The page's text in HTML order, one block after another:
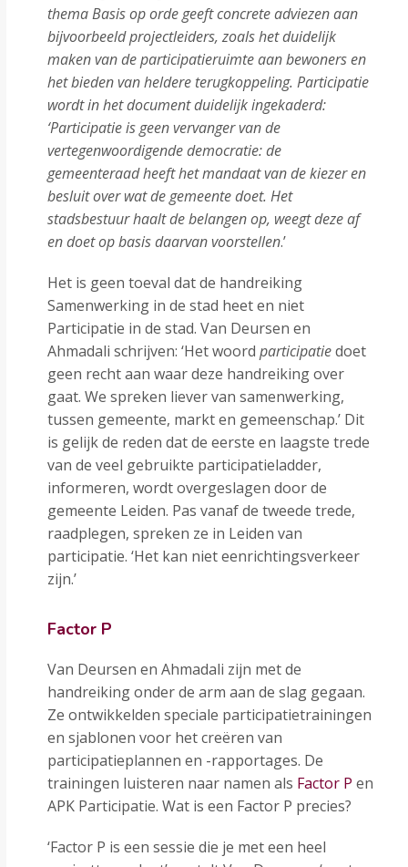
thema Basis op orde geeft concrete adviezen aan
bijvoorbeeld projectleiders, zoals het duidelijk
maken van de participatieruimte aan bewoners en
het bieden van heldere terugkoppeling. Participatie
wordt in het document duidelijk ingekaderd:
‘Participatie is geen vervanger van de
vertegenwoordigende democratie: de
gemeenteraad heeft het mandaat van de kiezer en
besluit over wat de gemeente doet. Het
stadsbestuur haalt de belangen op, weegt deze af
en doet op basis daarvan voorstellen.’
Het is geen toeval dat de handreiking
Samenwerking in de stad heet en niet
Participatie in de stad. Van Deursen en
Ahmadali schrijven: ‘Het woordparticipatiedoet
geen recht aan waar deze handreiking over
gaat. We spreken liever van samenwerking,
tussen gemeente, markt en gemeenschap.’ Dit
is gelijk de reden dat de eerste en laagste trede
van de veel gebruikte participatieladder,
informeren, wordt overgeslagen door de
gemeente Leiden. Pas vanaf de tweede trede,
raadplegen, spreken ze in Leiden van
participatie. ‘Het kan niet eenrichtingsverkeer
zijn.’
Factor P
Van Deursen en Ahmadali zijn met de
handreiking onder de arm aan de slag gegaan.
Ze ontwikkelden speciale participatietrainingen
en sjablonen voor het creëren van
participatieplannen en -rapportages. De
trainingen luisteren naar namen als Factor P en
APK Participatie. Wat is een Factor P precies?
‘Factor P is een sessie die je met een heel